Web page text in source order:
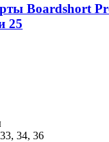
Boardshort
25
34, 36